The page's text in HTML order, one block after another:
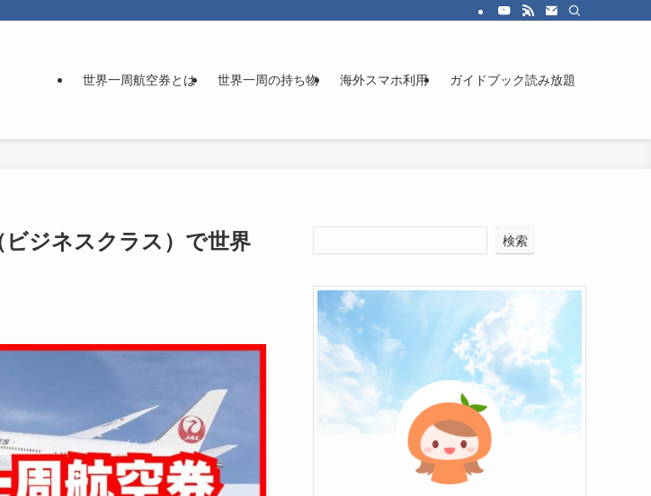
世界一周航空券とは 世界一周の持ち物 海外スマホ利用 ガイドブック読み放題
ビジネスクラス）で世界
検索